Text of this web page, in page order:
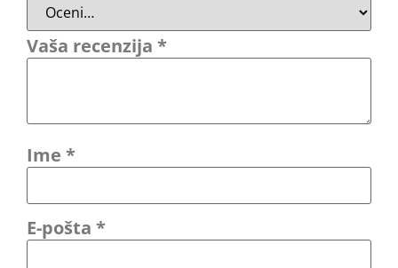
Vaša recenzija *
Ime *
E-pošta *